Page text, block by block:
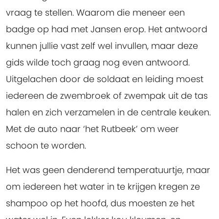
vraag te stellen. Waarom die meneer een
badge op had met Jansen erop. Het antwoord
kunnen jullie vast zelf wel invullen, maar deze
gids wilde toch graag nog even antwoord.
Uitgelachen door de soldaat en leiding moest
iedereen de zwembroek of zwempak uit de tas
halen en zich verzamelen in de centrale keuken.
Met de auto naar ‘het Rutbeek’ om weer
schoon te worden.
Het was geen denderend temperatuurtje, maar
om iedereen het water in te krijgen kregen ze
shampoo op het hoofd, dus moesten ze het